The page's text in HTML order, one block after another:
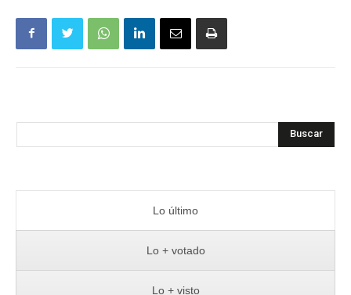
Buscar
Lo último
Lo + votado
Lo + visto